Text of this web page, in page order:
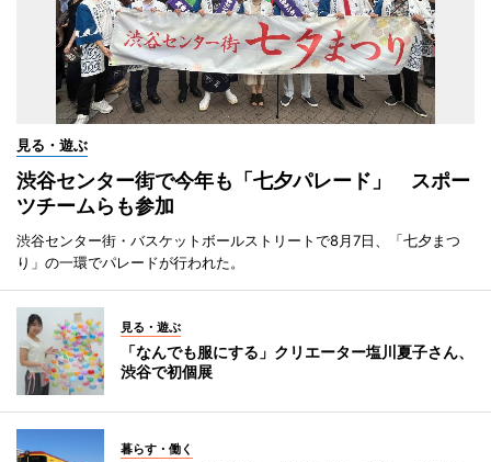
見る・遊ぶ
渋谷センター街で今年も「七夕パレード」 スポー
ツチームらも参加
渋谷センター街・バスケットボールストリートで8月7日、「七夕まつ
り」の一環でパレードが行われた。
見る・遊ぶ
「なんでも服にする」クリエーター塩川夏子さん、
渋谷で初個展
暮らす・働く